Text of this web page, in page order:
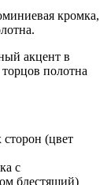
кромка,
акцент в
полотна
(цвет
с
блестящий)